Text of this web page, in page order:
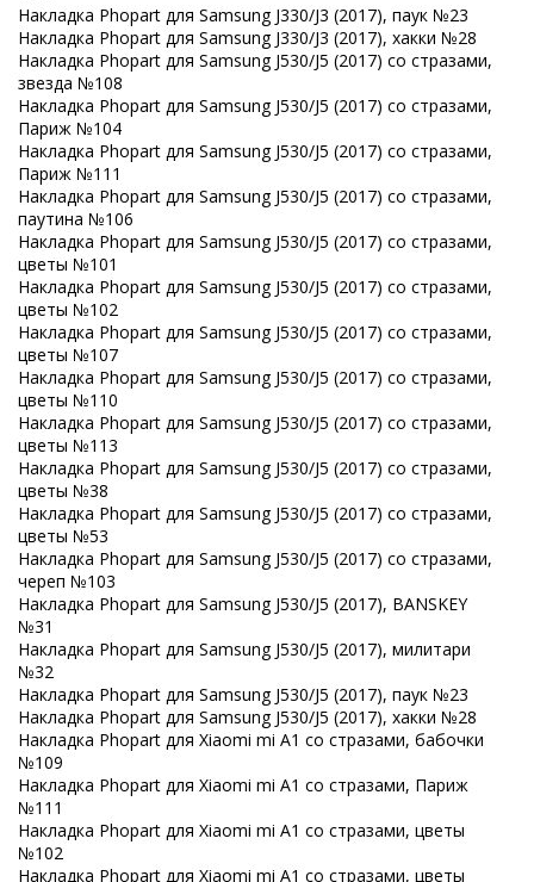
Накладка Phopart для Samsung J330/J3 (2017), паук №23
Накладка Phopart для Samsung J330/J3 (2017), хакки №28
Накладка Phopart для Samsung J530/J5 (2017) со стразами,
звезда №108
Накладка Phopart для Samsung J530/J5 (2017) со стразами,
Париж №104
Накладка Phopart для Samsung J530/J5 (2017) со стразами,
Париж №111
Накладка Phopart для Samsung J530/J5 (2017) со стразами,
паутина №106
Накладка Phopart для Samsung J530/J5 (2017) со стразами,
цветы №101
Накладка Phopart для Samsung J530/J5 (2017) со стразами,
цветы №102
Накладка Phopart для Samsung J530/J5 (2017) со стразами,
цветы №107
Накладка Phopart для Samsung J530/J5 (2017) со стразами,
цветы №110
Накладка Phopart для Samsung J530/J5 (2017) со стразами,
цветы №113
Накладка Phopart для Samsung J530/J5 (2017) со стразами,
цветы №38
Накладка Phopart для Samsung J530/J5 (2017) со стразами,
цветы №53
Накладка Phopart для Samsung J530/J5 (2017) со стразами,
череп №103
Накладка Phopart для Samsung J530/J5 (2017), BANSKEY
№31
Накладка Phopart для Samsung J530/J5 (2017), милитари
№32
Накладка Phopart для Samsung J530/J5 (2017), паук №23
Накладка Phopart для Samsung J530/J5 (2017), хакки №28
Накладка Phopart для Xiaomi mi A1 со стразами, бабочки
№109
Накладка Phopart для Xiaomi mi A1 со стразами, Париж
№111
Накладка Phopart для Xiaomi mi A1 со стразами, цветы
№102
Накладка Phopart для Xiaomi mi A1 со стразами, цветы